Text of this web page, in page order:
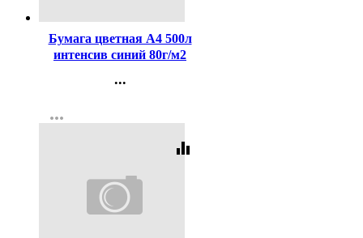
Бумага цветная А4 500л
интенсив синий 80г/м2
...
Регистрация
more_horiz
equalizer